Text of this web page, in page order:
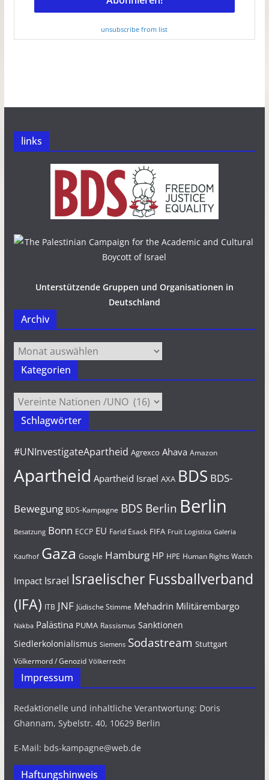
unsubscribe from list
links
Unterstützende Gruppen und Organisationen in
Deutschland
Archiv
Archiv
Kategorien
Kategorien
Schlagwörter
#UNInvestigateApartheid Agrexco Ahava Amazon
Apartheid Apartheid Israel AXA BDS BDS-
Bewegung BDS-Kampagne BDS Berlin Berlin
Besatzung Bonn ECCP EU Farid Esack FIFA Fruit Logistica Galeria
Kaufhof Gaza Google Hamburg HP HPE Human Rights Watch
Impact Israel Israelischer Fussballverband
(IFA) ITB JNF Jüdische Stimme Mehadrin Militärembargo
Nakba Palästina PUMA Rassismus Sanktionen
Siedlerkolonialismus Siemens Sodastream Stuttgart
Völkermord / Genozid Völkerrecht
Impressum
Redaktionelle und inhaltliche Verantwortung: Doris
Ghannam, Sybelstr. 40, 10629 Berlin
E-Mail: bds-kampagne@web.de
Haftungshinweis